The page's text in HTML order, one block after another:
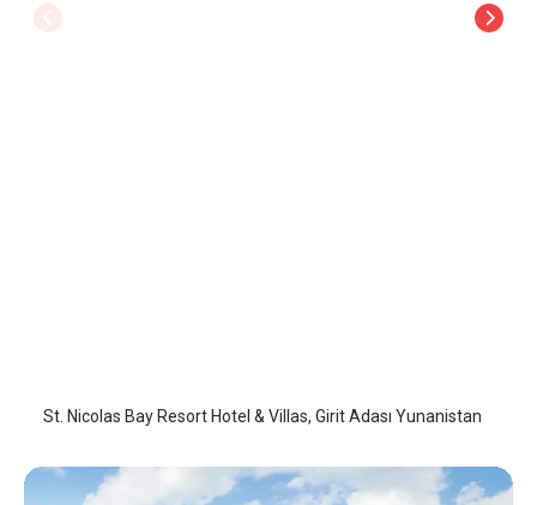
St. Nicolas Bay Resort Hotel & Villas, Girit Adası Yunanistan